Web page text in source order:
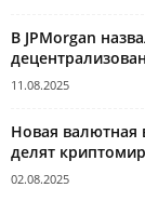
В JPMorgan
11.08.2025
Новая валютная
делят криптомир
02.08.2025